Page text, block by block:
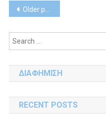
Posts
navigation
Older posts
ΔΙΑΦΗΜΙΣΗ
RECENT POSTS